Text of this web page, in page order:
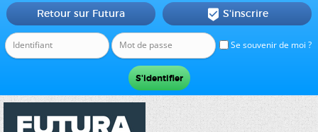
Se souvenir de moi ?
Retour sur Futura  S'inscrire